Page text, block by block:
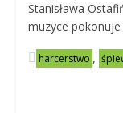
Stanisława
muzyce
harcerstwo ,